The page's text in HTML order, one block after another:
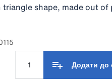
triangle shape, made out of
Додати до